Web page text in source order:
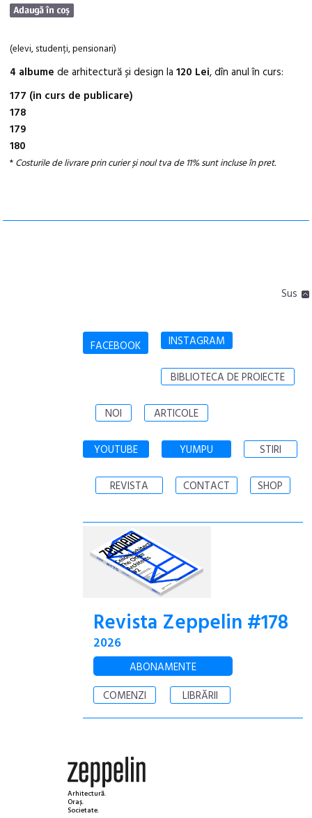
(elevi, studenți, pensionari)
4 albume de arhitectură și design la120 Lei, dîn anul în curs:
177 (in curs de publicare)
178
179
180
*Costurile de livrare prin curier și noul tva de 11% sunt incluse în pret.
Sus
FACEBOOK INSTAGRAM
BIBLIOTECA DE PROIECTE
NOI ARTICOLE
YOUTUBE YUMPU STIRI
REVISTA CONTACT SHOP
Revista Zeppelin #178
2026
ABONAMENTE
COMENZI
LIBRĂRII
Arhitectură.
Oraș.
Societate.